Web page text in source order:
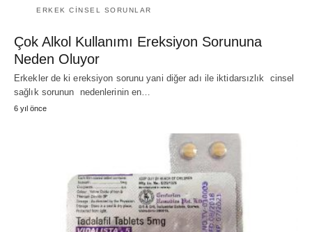
ERKEK CINSEL SORUNLAR
Çok Alkol Kullanımı Ereksiyon Sorununa
Neden Oluyor
Erkekler de ki ereksiyon sorunu yani diğer adı ile iktidarsızlık cinsel
sağlık sorunun nedenlerinin en…
6 yıl önce